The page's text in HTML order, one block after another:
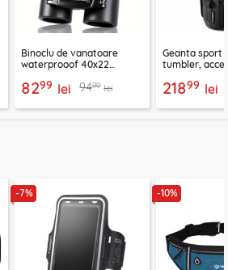
Binoclu de vanatoare
waterprooof 40x22
8299 lei 9499 lei
Geanta sport
tumbler,
21899 lei
-7% -10%